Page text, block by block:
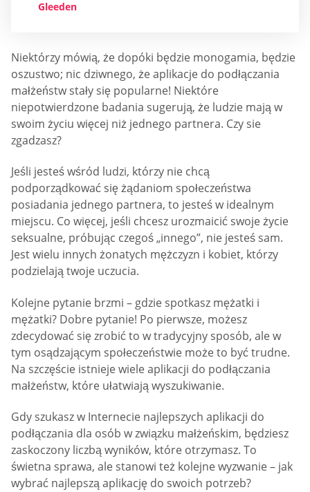
Gleeden
Niektórzy mówią, że dopóki będzie monogamia, będzie
oszustwo; nic dziwnego, że aplikacje do podłączania
małżeństw stały się popularne! Niektóre
niepotwierdzone badania sugerują, że ludzie mają w
swoim życiu więcej niż jednego partnera. Czy sie
zgadzasz?
Jeśli jesteś wśród ludzi, którzy nie chcą
podporządkować się żądaniom społeczeństwa
posiadania jednego partnera, to jesteś w idealnym
miejscu. Co więcej, jeśli chcesz urozmaicić swoje życie
seksualne, próbując czegoś „innego”, nie jesteś sam.
Jest wielu innych żonatych mężczyzn i kobiet, którzy
podzielają twoje uczucia.
Kolejne pytanie brzmi – gdzie spotkasz mężatki i
mężatki? Dobre pytanie! Po pierwsze, możesz
zdecydować się zrobić to w tradycyjny sposób, ale w
tym osądzającym społeczeństwie może to być trudne.
Na szczęście istnieje wiele aplikacji do podłączania
małżeństw, które ułatwiają wyszukiwanie.
Gdy szukasz w Internecie najlepszych aplikacji do
podłączania dla osób w związku małżeńskim, będziesz
zaskoczony liczbą wyników, które otrzymasz. To
świetna sprawa, ale stanowi też kolejne wyzwanie – jak
wybrać najlepszą aplikację do swoich potrzeb?